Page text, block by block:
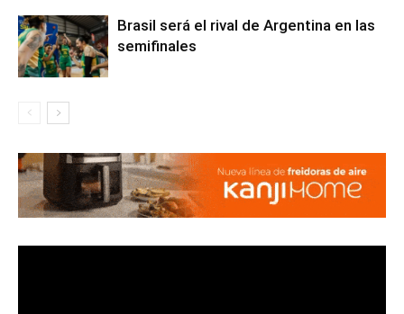
Brasil será el rival de Argentina en las
semifinales